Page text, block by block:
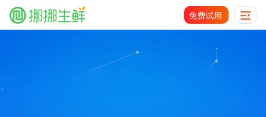
免费试用